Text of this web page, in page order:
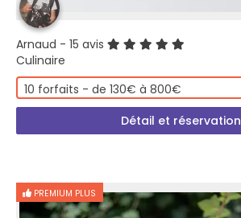
Arnaud - 15 avis
Culinaire
10 forfaits - de 130€ à 800€
Détail et réservation
PREMIUM PLUS